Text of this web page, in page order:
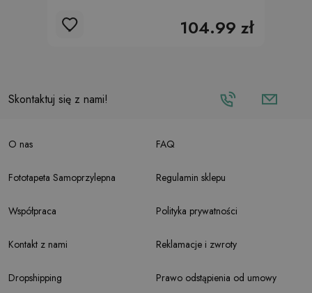
104.99 zł
Skontaktuj się z nami!
O nas
Fototapeta Samoprzylepna
Współpraca
Kontakt z nami
Dropshipping
FAQ
Regulamin sklepu
Polityka prywatności
Reklamacje i zwroty
Prawo odstąpienia od umowy